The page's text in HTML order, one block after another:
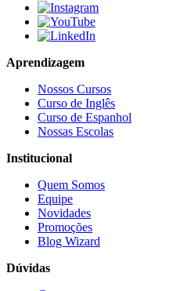
Aprendizagem
Nossos Cursos
Curso de Inglês
Curso de Espanhol
Nossas Escolas
Institucional
Quem Somos
Equipe
Novidades
Promoções
Blog Wizard
Dúvidas